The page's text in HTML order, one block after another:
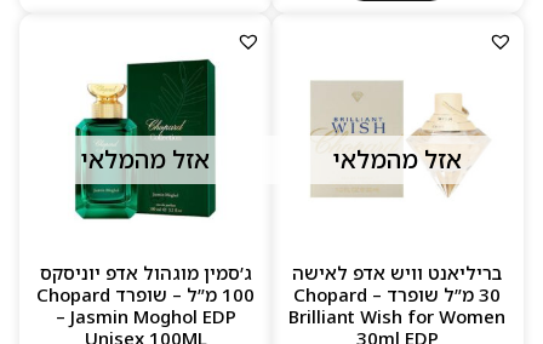
אזל מהמלאי
בריליאנט וויש אדפ לאישה
30 מ”ל שופרד – Chopard
Brilliant Wish for Women
30ml EDP
אזל מהמלאי
ג’סמין מוגהול אדפ יוניסקס
100 מ”ל – שופרד Chopard
– Jasmin Moghol EDP
Unisex 100ML